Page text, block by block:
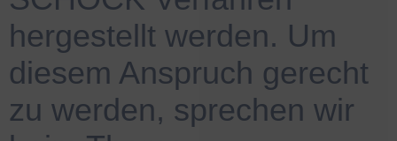
hergestellt werden. Um
diesem Anspruch gerecht
zu werden, sprechen wir